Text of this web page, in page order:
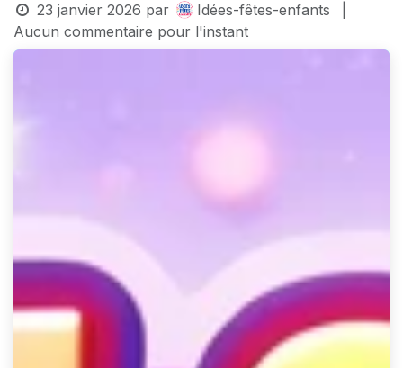
23 janvier 2026 par Idées-fêtes-enfants
Aucun commentaire pour l'instant